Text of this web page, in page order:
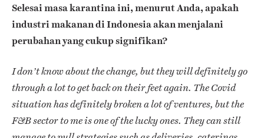
Selesai masa karantina ini, menurut Anda, apakah
industri makanan di Indonesia akan menjalani
perubahan yang cukup signifikan?
I don’t know about the change, but they will definitely go
through a lot to get back on their feet again. The Covid
situation has definitely broken a lot of ventures, but the
F&B sector to me is one of the lucky ones. They can still